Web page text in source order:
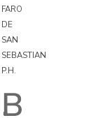
FARO
DE
SAN
SEBASTIAN
P.H.
B